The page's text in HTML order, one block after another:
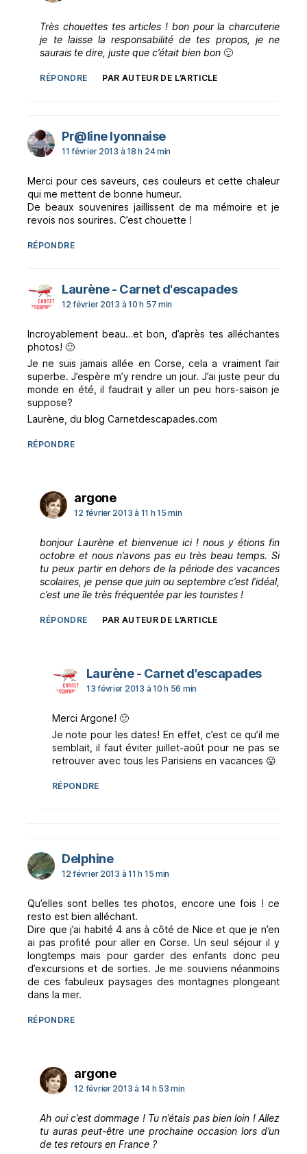
Très chouettes tes articles ! bon pour la charcuterie
je te laisse la responsabilité de tes propos, je ne
saurais te dire, juste que c’était bien bon 🙂
RÉPONDRE PAR AUTEUR DE L’ARTICLE
Pr@line lyonnaisedit :
11 février 2013 à 18 h 24 min
Merci pour ces saveurs, ces couleurs et cette chaleur
qui me mettent de bonne humeur.
De beaux souvenires jaillissent de ma mémoire et je
revois nos sourires. C’est chouette !
RÉPONDRE
Laurène - Carnet d'escapadesdit :
12 février 2013 à 10 h 57 min
Incroyablement beau…et bon, d’après tes alléchantes
photos! 🙂
Je ne suis jamais allée en Corse, cela a vraiment l’air
superbe. J’espère m’y rendre un jour. J’ai juste peur du
monde en été, il faudrait y aller un peu hors-saison je
suppose?
Laurène, du blog Carnetdescapades.com
RÉPONDRE
argonedit :
12 février 2013 à 11 h 15 min
bonjour Laurène et bienvenue ici ! nous y étions fin
octobre et nous n’avons pas eu très beau temps. Si
tu peux partir en dehors de la période des vacances
scolaires, je pense que juin ou septembre c’est l’idéal,
c’est une île très fréquentée par les touristes !
RÉPONDRE PAR AUTEUR DE L’ARTICLE
Laurène - Carnet d'escapadesdit :
13 février 2013 à 10 h 56 min
Merci Argone! 🙂
Je note pour les dates! En effet, c’est ce qu’il me
semblait, il faut éviter juillet-août pour ne pas se
retrouver avec tous les Parisiens en vacances 😛
RÉPONDRE
Delphinedit :
12 février 2013 à 11 h 15 min
Qu’elles sont belles tes photos, encore une fois ! ce
resto est bien alléchant.
Dire que j’ai habité 4 ans à côté de Nice et que je n’en
ai pas profité pour aller en Corse. Un seul séjour il y
longtemps mais pour garder des enfants donc peu
d’excursions et de sorties. Je me souviens néanmoins
de ces fabuleux paysages des montagnes plongeant
dans la mer.
RÉPONDRE
argonedit :
12 février 2013 à 14 h 53 min
Ah oui c’est dommage ! Tu n’étais pas bien loin ! Allez
tu auras peut-être une prochaine occasion lors d’un
de tes retours en France ?